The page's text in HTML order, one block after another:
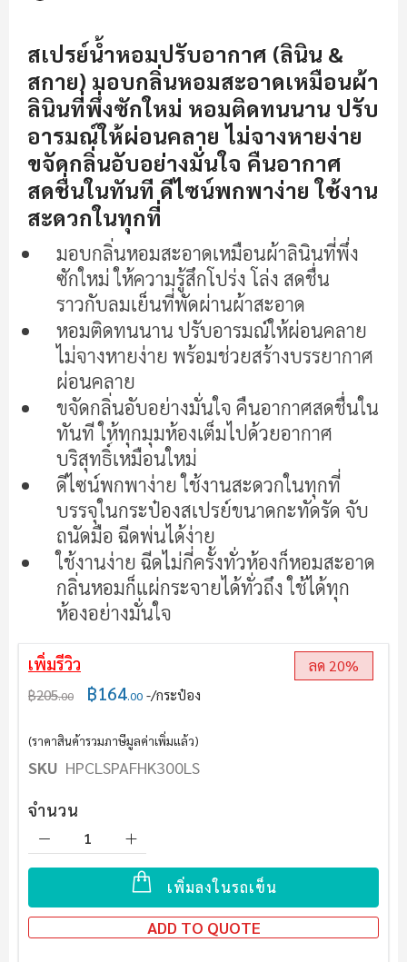
ที่
ส่วน
เริ่ม
ต้น
ของ
แกล
เลอ
รูปภาพ
สเปรย์น้ำหอมปรับอากาศ (ลินิน &
สกาย) มอบกลิ่นหอมสะอาดเหมือนผ้า
ลินินที่พึ่งซักใหม่ หอมติดทนนาน ปรับ
อารมณ์ให้ผ่อนคลาย ไม่จางหายง่าย
ขจัดกลิ่นอับอย่างมั่นใจ คืนอากาศ
สดชื่นในทันที ดีไซน์พกพาง่าย ใช้งาน
สะดวกในทุกที่
มอบกลิ่นหอมสะอาดเหมือนผ้าลินินที่พึ่ง
ซักใหม่ให้ความรู้สึกโปร่ง โล่ง สดชื่น
ราวกับลมเย็นที่พัดผ่านผ้าสะอาด
หอมติดทนนาน ปรับอารมณ์ให้ผ่อนคลาย
ไม่จางหายง่าย พร้อมช่วยสร้างบรรยากาศ
ผ่อนคลาย
ขจัดกลิ่นอับอย่างมั่นใจ คืนอากาศสดชื่นใน
ทันที ให้ทุกมุมห้องเต็มไปด้วยอากาศ
บริสุทธิ์เหมือนใหม่
ดีไซน์พกพาง่าย ใช้งานสะดวกในทุกที่
บรรจุในกระป๋องสเปรย์ขนาดกะทัดรัด จับ
ถนัดมือ ฉีดพ่นได้ง่าย
ใช้งานง่าย ฉีดไม่กี่ครั้งทั่วห้องก็หอมสะอาด
กลิ่นหอมก็แผ่กระจายได้ทั่วถึง ใช้ได้ทุก
ห้องอย่างมั่นใจ
เพิ่มรีวิว
฿205.00 ฿164.00 /กระป๋อง
ลด 20%
(ราคาสินค้ารวมภาษีมูลค่าเพิ่มแล้ว)
SKU HPCLSPAFHK300LS
จำนวน
เพิ่มลงในรถเข็น
ADD TO QUOTE